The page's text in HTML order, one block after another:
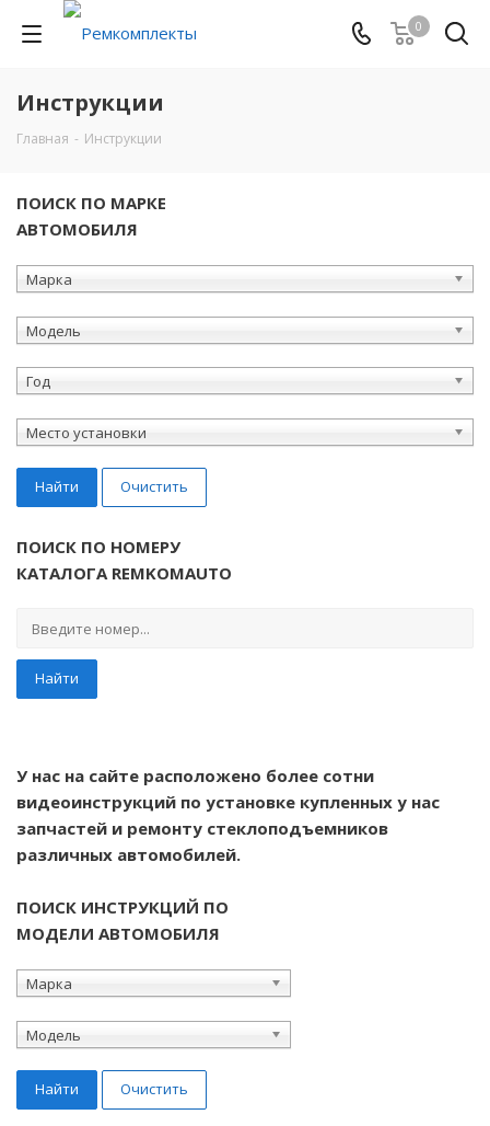
0
Инструкции
Главная - Инструкции
ПОИСК ПО МАРКЕ
АВТОМОБИЛЯ
Марка
Модель
Год
Место установки
Найти Очистить
ПОИСК ПО НОМЕРУ
КАТАЛОГА REMKOMAUTO
Найти
У нас на сайте расположено более сотни
видеоинструкций по установке купленных у нас
запчастей и ремонту стеклоподъемников
различных автомобилей.
ПОИСК ИНСТРУКЦИЙ ПО
МОДЕЛИ АВТОМОБИЛЯ
Марка
Модель
Найти Очистить